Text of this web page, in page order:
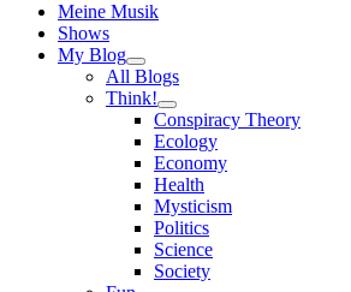
Meine Musik
Shows
My Blog
open
child
menu
All Blogs
Think!
open
child
menu
Conspiracy Theory
Ecology
Economy
Health
Mysticism
Politics
Science
Society